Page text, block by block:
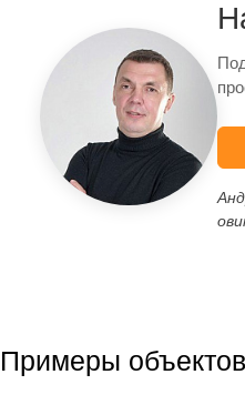
Примеры объектов